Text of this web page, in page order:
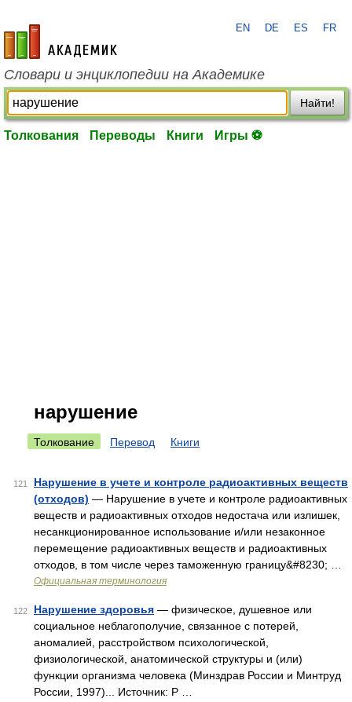
academic.ru
EN DE ES FR
Словари и энциклопедии на Академике
Найти!
Толкования Переводы Книги Игры ⚽
нарушение
Толкование Перевод Книги
121
Нарушение в учете и контроле радиоактивных веществ
(отходов) — Нарушение в учете и контроле радиоактивных
веществ и радиоактивных отходов недостача или излишек,
несанкционированное использование и/или незаконное
перемещение радиоактивных веществ и радиоактивных
отходов, в том числе через таможенную границу&#8230; …
Официальная терминология
122 Нарушение здоровья — физическое, душевное или
социальное неблагополучие, связанное с потерей,
аномалией, расстройством психологической,
физиологической, анатомической структуры и (или)
функции организма человека (Минздрав России и Минтруд
России, 1997)... Источник: Р …